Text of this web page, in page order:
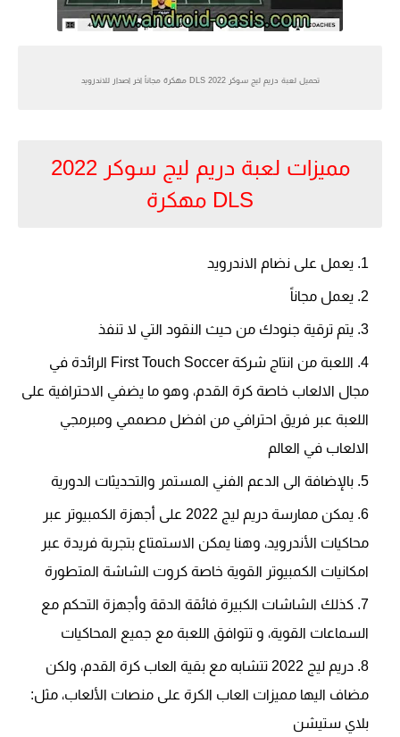
تحميل لعبة دريم ليج سوكر 2022 DLS مهكرة مجاناً اخر اصدار للاندرويد
مميزات لعبة دريم ليج سوكر 2022
DLS مهكرة
يعمل على نضام الاندرويد
يعمل مجاناً
يتم ترقية جنودك من حيث النقود التي لا تنفذ
اللعبة من انتاج شركة First Touch Soccer الرائدة في
مجال الالعاب خاصة كرة القدم، وهو ما يضفي الاحترافية على
اللعبة عبر فريق احترافي من افضل مصممي ومبرمجي
الالعاب في العالم
بالإضافة الى الدعم الفني المستمر والتحديثات الدورية
يمكن ممارسة دريم ليج 2022 على أجهزة الكمبيوتر عبر
محاكيات الأندرويد، وهنا يمكن الاستمتاع بتجربة فريدة عبر
امكانيات الكمبيوتر القوية خاصة كروت الشاشة المتطورة
كذلك الشاشات الكبيرة فائقة الدقة وأجهزة التحكم مع
السماعات القوية، و تتوافق اللعبة مع جميع المحاكيات
دريم ليج 2022 تتشابه مع بقية العاب كرة القدم، ولكن
مضاف اليها مميزات العاب الكرة على منصات الألعاب، مثل:
بلاي ستيشن